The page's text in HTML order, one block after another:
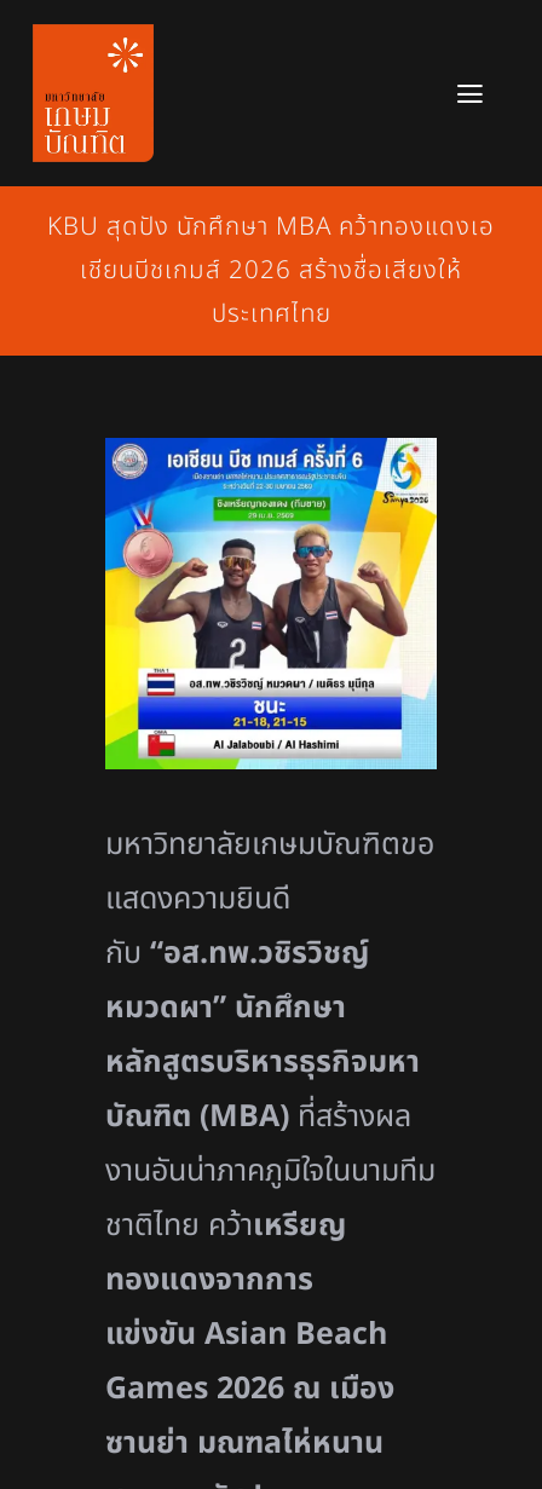
Skip
content
หลักสูตร
ข่าวสาร
เกี่ยวกับมหาวิทยาลัย
สมัครเรียน
KBU สุดปัง นักศึกษา MBA คว้าทองแดงเอ
เชียนบีชเกมส์ 2026 สร้างชื่อเสียงให้
ประเทศไทย
มหาวิทยาลัยเกษมบัณฑิตขอ
แสดงความยินดี
กับ“อส.ทพ.วชิรวิชญ์
หมวดผา” นักศึกษา
หลักสูตรบริหารธุรกิจมหา
บัณฑิต (MBA) ที่สร้างผล
งานอันน่าภาคภูมิใจในนามทีม
ชาติไทย คว้าเหรียญ
ทองแดงจากการ
แข่งขันAsian Beach
Games 2026 ณ เมือง
ซานย่า มณฑลไห่หนาน